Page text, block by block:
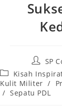
Post
author:
SP
Post
category:
Kisah
Kulit Militer /
/ Sepatu PDL